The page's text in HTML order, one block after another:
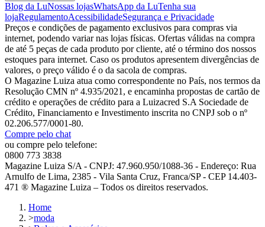
Blog da LuNossas lojasWhatsApp da LuTenha sua
lojaRegulamentoAcessibilidadeSegurança e Privacidade
Preços e condições de pagamento exclusivos para compras via
internet, podendo variar nas lojas físicas. Ofertas válidas na compra
de até 5 peças de cada produto por cliente, até o término dos nossos
estoques para internet. Caso os produtos apresentem divergências de
valores, o preço válido é o da sacola de compras.
O Magazine Luiza atua como correspondente no País, nos termos da
Resolução CMN nº 4.935/2021, e encaminha propostas de cartão de
crédito e operações de crédito para a Luizacred S.A Sociedade de
Crédito, Financiamento e Investimento inscrita no CNPJ sob o nº
02.206.577/0001-80.
Compre pelo chat
ou compre pelo telefone:
0800 773 3838
Magazine Luiza S/A - CNPJ: 47.960.950/1088-36 - Endereço: Rua
Arnulfo de Lima, 2385 - Vila Santa Cruz, Franca/SP - CEP 14.403-
471 ® Magazine Luiza – Todos os direitos reservados.
Home
>moda